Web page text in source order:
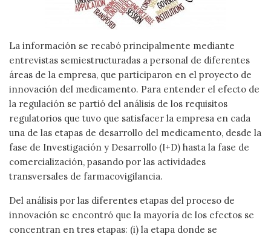
La información se recabó principalmente mediante
entrevistas semiestructuradas a personal de diferentes
áreas de la empresa, que participaron en el proyecto de
innovación del medicamento. Para entender el efecto de
la regulación se partió del análisis de los requisitos
regulatorios que tuvo que satisfacer la empresa en cada
una de las etapas de desarrollo del medicamento, desde la
fase de Investigación y Desarrollo (I+D) hasta la fase de
comercialización, pasando por las actividades
transversales de farmacovigilancia.
Del análisis por las diferentes etapas del proceso de
innovación se encontró que la mayoría de los efectos se
concentran en tres etapas: (i) la etapa donde se